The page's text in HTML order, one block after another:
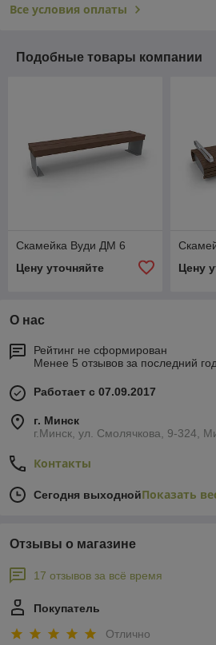
Все условия оплаты
Подобные товары компании
Скамейка Вуди ДМ 6
Цену уточняйте
Цену
О нас
Рейтинг не сформирован
Менее 5 отзывов за последний
Работает с 07.09.2017
г. Минск
г.Минск, ул. Смолячкова, 9-324,
Контакты
Сегодня выходнойПоказать
Отзывы о магазине
17 отзывов за всё время
Покупатель
Отлично